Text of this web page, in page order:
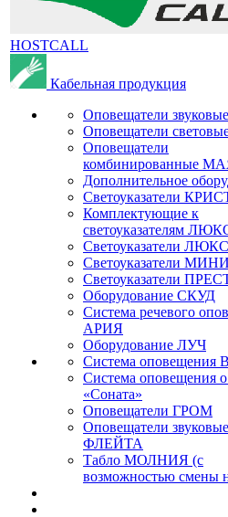
HOSTCALL
Кабельная продукция
Оповещатели
Оповещатели
Оповещатели
комбинированные
Дополнительное
Светоуказатели
Комплектующие к
светоуказателям
Светоуказатели ЛЮКС
Светоуказатели МИНИ
Светоуказатели
Оборудование СКУД
Система речевого
АРИЯ
Оборудование ЛУЧ
Система оповещения
Система оповещения
«Соната»
Оповещатели ГРОМ
Оповещатели звуковые
ФЛЕЙТА
Табло МОЛНИЯ (с
возможностью смены